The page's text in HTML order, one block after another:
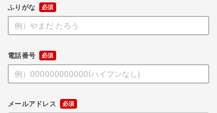
ふりがな
電話番号
メールアドレス